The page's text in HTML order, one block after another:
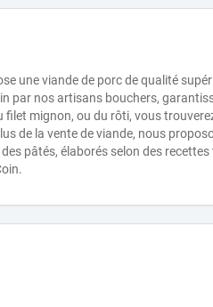
une viande de porc de qualité
par nos artisans bouchers,
filet mignon, ou du rôti, vous
de la vente de viande, nous
pâtés, élaborés selon des